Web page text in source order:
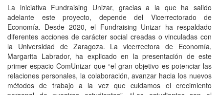
La iniciativa Fundraising Unizar, gracias a la que ha salido
adelante este proyecto, depende del Vicerrectorado de
Economía. Desde 2020, el Fundraising Unizar ha respaldado
diferentes acciones de carácter social creadas o vinculadas con
la Universidad de Zaragoza. La vicerrectora de Economía,
Margarita Labrador, ha explicado en la presentación de este
primer espacio ComUnizar que “el gran objetivo es potenciar las
relaciones personales, la colaboración, avanzar hacia los nuevos
métodos de trabajo a la vez que cuidamos el crecimiento